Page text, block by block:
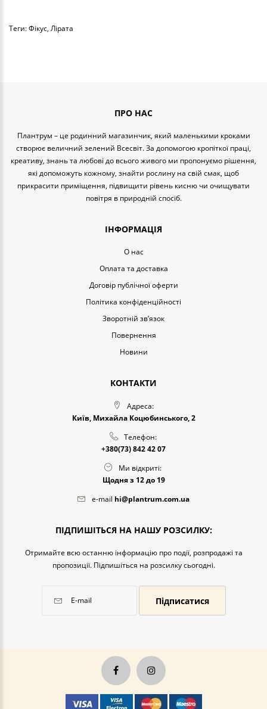
Теги:Фікус, Лірата
ПРО НАС
Плантрум – це родинний магазинчик, який маленькими кроками
створює величний зелений Всесвіт. За допомогою кропіткої праці,
креативу, знань та любові до всього живого ми пропонуємо рішення,
які допоможуть кожному, знайти рослину на свій смак, щоб
прикрасити приміщення, підвищити рівень кисню чи очищувати
повітря в природній спосіб.
ІНФОРМАЦІЯ
O нас
Оплата та доставка
Договір публічної оферти
Політика конфіденційності
Зворотній зв’язок
Повернення
Новини
КОНТАКТИ
Адреса:
Київ, Михайла Коцюбинського, 2
Телефон:
+380(73) 842 42 07
Ми відкриті:
Щодня з 12 до 19
e-mail hi@plantrum.com.ua
ПІДПИШІТЬСЯ НА НАШУ РОЗСИЛКУ:
Отримайте всю останню інформацію про події, розпродажі та
пропозиції. Підпишіться на розсилку сьогодні.
Підписатися